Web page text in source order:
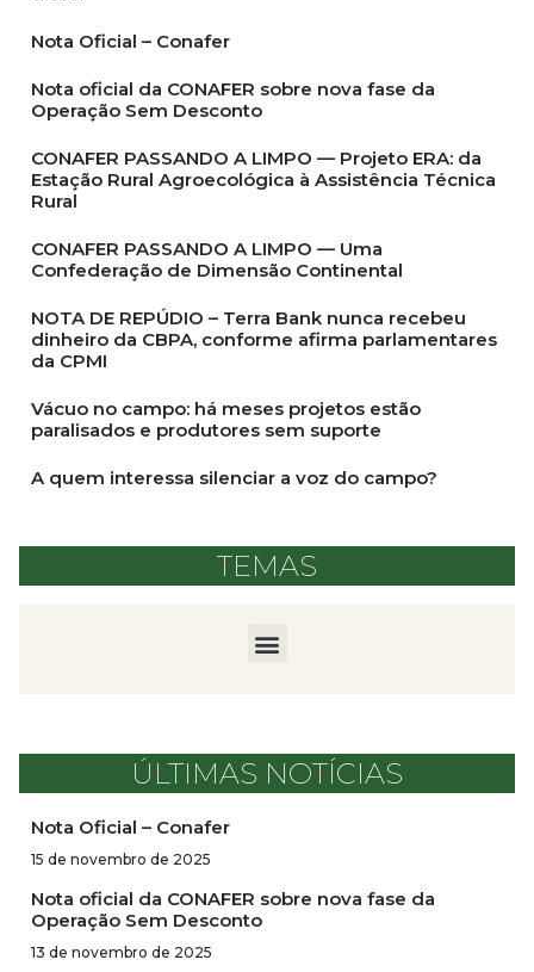
Nota Oficial – Conafer
Nota oficial da CONAFER sobre nova fase da
Operação Sem Desconto
CONAFER PASSANDO A LIMPO — Projeto ERA: da
Estação Rural Agroecológica à Assistência Técnica
Rural
CONAFER PASSANDO A LIMPO — Uma
Confederação de Dimensão Continental
NOTA DE REPÚDIO – Terra Bank nunca recebeu
dinheiro da CBPA, conforme afirma parlamentares
da CPMI
Vácuo no campo: há meses projetos estão
paralisados e produtores sem suporte
A quem interessa silenciar a voz do campo?
TEMAS
ÚLTIMAS NOTÍCIAS
Nota Oficial – Conafer
15 de novembro de 2025
Nota oficial da CONAFER sobre nova fase da
Operação Sem Desconto
13 de novembro de 2025